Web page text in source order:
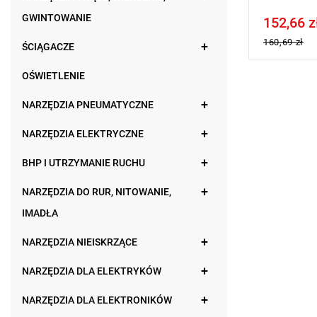
GWINTOWANIE
ŚCIĄGACZE
OŚWIETLENIE
NARZĘDZIA PNEUMATYCZNE
NARZĘDZIA ELEKTRYCZNE
BHP I UTRZYMANIE RUCHU
NARZĘDZIA DO RUR, NITOWANIE,
IMADŁA
NARZĘDZIA NIEISKRZĄCE
NARZĘDZIA DLA ELEKTRYKÓW
NARZĘDZIA DLA ELEKTRONIKÓW
Price tax
152,66
160,69 zł